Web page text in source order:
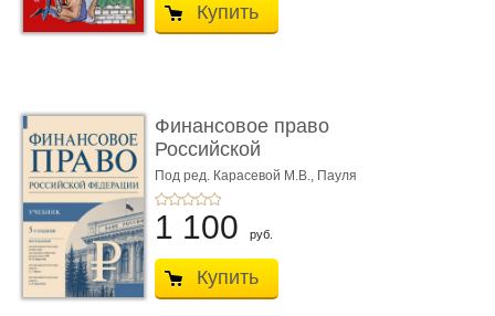
Купить
Финансовое право
Российской
Федерации. 5-е изд�
...
Под ред. Карасевой М.В., Пауля
А.Г., Красюкова А.В.
1 100 руб.
Купить